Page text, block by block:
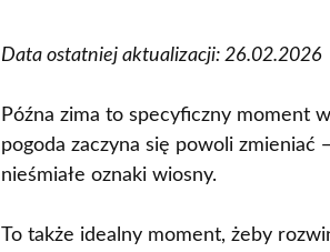
Data ostatniej aktualizacji: 26.02.2026
Późna zima to specyficzny moment
pogoda zaczyna się powoli zmieniać
nieśmiałe oznaki wiosny.
To także idealny moment, żeby